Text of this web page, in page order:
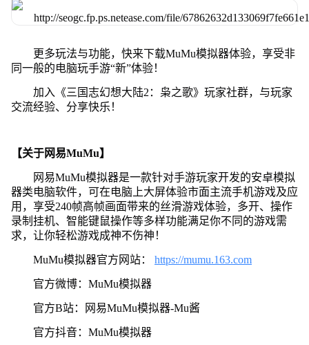
更多玩法与功能，快来下载MuMu模拟器体验，享受非
同一般的电脑玩手游“新”体验！
加入《三国志幻想大陆2：枭之歌》玩家社群，与玩家
交流经验、分享快乐！
【关于网易MuMu】
网易MuMu模拟器是一款针对手游玩家开发的安卓模拟
器类电脑软件，可在电脑上大屏体验市面主流手机游戏及应
用，享受240帧高帧画面带来的丝滑游戏体验，多开、操作
录制挂机、智能键鼠操作等多样功能满足你不同的游戏需
求，让你轻松游戏成神不伤神！
MuMu模拟器官方网站： https://mumu.163.com
官方微博：MuMu模拟器
官方B站：网易MuMu模拟器-Mu酱
官方抖音：MuMu模拟器